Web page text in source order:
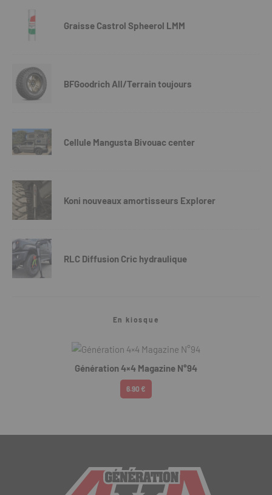
Graisse Castrol Spheerol LMM
BFGoodrich All/Terrain toujours
Cellule Mangusta Bivouac center
Koni nouveaux amortisseurs Explorer
RLC Diffusion Cric hydraulique
En kiosque
Génération 4×4 Magazine N°94
6.90 €